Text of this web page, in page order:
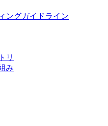
ングガイドライン
リ
み